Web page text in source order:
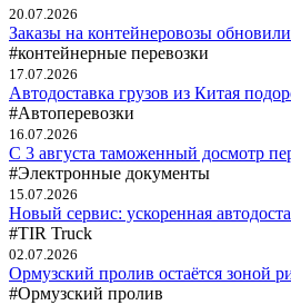
20.07.2026
Заказы на контейнеровозы
#контейнерные перевозки
17.07.2026
Автодоставка грузов из Китая
#Автоперевозки
16.07.2026
С 3 августа таможенный досмотр
#Электронные документы
15.07.2026
Новый сервис: ускоренная
#TIR Truck
02.07.2026
Ормузский пролив остаётся зоной
#Ормузский пролив